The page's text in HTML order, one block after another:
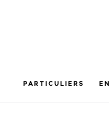
PARTICULIERS